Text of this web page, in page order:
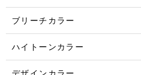
ブリーチカラー
ハイトーンカラー